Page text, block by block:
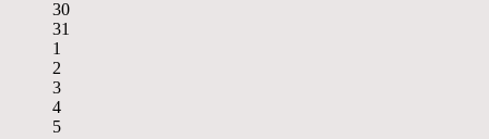
30
31
1
2
3
4
5